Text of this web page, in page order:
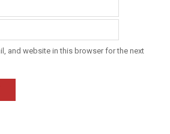
and website in this browser for the next